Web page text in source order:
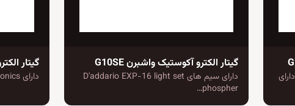
دارای Fishman Presys+ 501T w/tuner دارای
گیتار الکترو آکوستیک واشبرن G10SE
دارای سیم های D'addario EXP-16 light set
phospher…
دارای Takamine TP-4T Electronics